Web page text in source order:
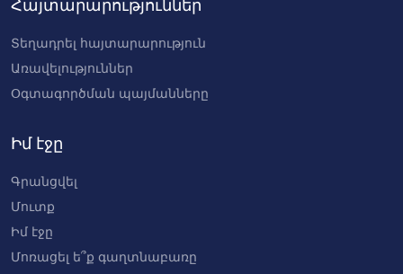
Հայտարարություններ
Տեղադրել հայտարարություն
Առավելություններ
Օգտագործման պայմանները
Իմ էջը
Գրանցվել
Մուտք
Իմ էջը
Մոռացել ե՞ք գաղտնաբառը